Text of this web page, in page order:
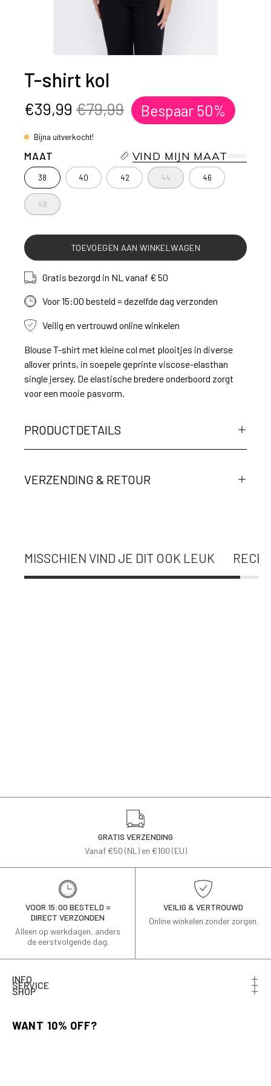
T-shirt kol
€39,99 €79,99 Bespaar 50%
Bijna uitverkocht!
MAAT VIND MIJN MAAT
38 40 42 44 46
48
TOEVOEGEN AAN WINKELWAGEN
Gratis bezorgd in NL vanaf € 50
Voor 15:00 besteld = dezelfde dag verzonden
Veilig en vertrouwd online winkelen
Blouse T-shirt met kleine col met plooitjes in diverse
allover prints, in soepele geprinte viscose-elasthan
single jersey. De elastische bredere onderboord zorgt
voor een mooie pasvorm.
PRODUCTDETAILS
VERZENDING & RETOUR
MISSCHIEN VIND JE DIT OOK LEUK
GRATIS VERZENDING
Vanaf €50 (NL) en €100 (EU)
VOOR 15:00 BESTELD =
DIRECT VERZONDEN
Alleen op werkdagen, anders
de eerstvolgende dag.
VEILIG & VERTROUWD
Online winkelen zonder zorgen.
INFO
SERVICE
SHOP